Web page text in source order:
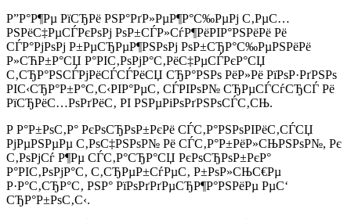
Р”Р°Р¶Рµ РїСЂРё РЅР°РґР»РµР¶Р°С‰РµРј С‚РµС…
РЅРёС‡РµСЃРєРѕРј РѕР±СЃР»СѓР¶РёРІР°РЅРёРё Рё
СЃР°РјРѕРј Р±РµСЂРµР¶РЅРѕРј РѕР±СЂР°С‰РµРЅРёРё
Р»СЋР±Р°СЏ Р°РІС‚РѕРјР°С‚РёС‡РµСЃРєР°СЏ
С‚СЂР°РЅСЃРјРёСЃСЃРёСЏ СЂР°РЅРѕ РёР»Рё РїРѕР·РґРЅРѕ
РІС‹СЂР°Р±Р°С‚С‹РІР°РµС‚ СЃРІРѕР№ СЂРµСЃСѓСЂСЃ Рё
РїСЂРёС…РѕРґРёС‚ РІ РЅРµРіРѕРґРЅРѕСЃС‚СЊ.
Р Р°Р±РѕС‚Р° РєРѕСЂРѕР±РєРё СЃС‚Р°РЅРѕРІРёС‚СЃСЏ
РјРµРЅРµРµ С‚РѕС‡РЅРѕР№ Рё СЃС‚Р°Р±РёР»СЊРЅРѕР№, Рє
С‚РѕРјСѓ Р¶Рµ СЃС‚Р°СЂР°СЏ РєРѕСЂРѕР±РєР°
Р°РІС‚РѕРјР°С‚ С‚СЂРµР±СѓРµС‚ Р±РѕР»СЊС€Рµ
Р·Р°С‚СЂР°С‚ РЅР° РїРѕРґРґРµСЂР¶Р°РЅРёРµ РµС‘
СЂР°Р±РѕС‚С‹.